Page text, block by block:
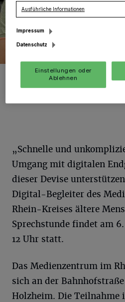
Wolfgang Schwarz (rechts) gehört
„Schnelle und
Umgang mit digitalen
dieser Devise
Digital-Begleiter des
Rhein-Kreises ältere
Sprechstunde findet am
12 Uhr statt.
Das Medienzentrum im
sich an der
Holzheim. Die Teilnahme
Ausführliche Informationen
Impressum
Datenschutz
Einstellungen oder
Ablehnen